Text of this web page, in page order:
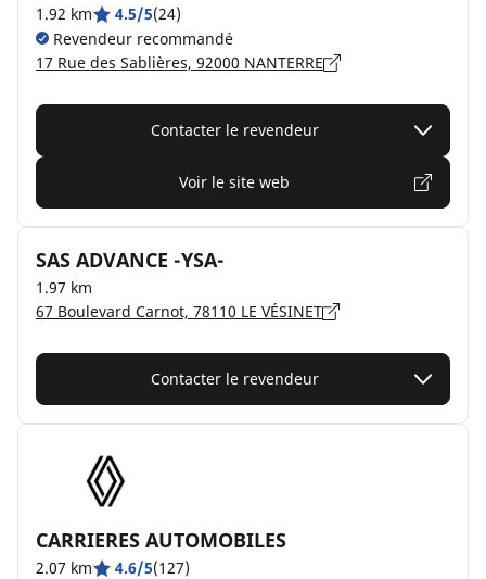
1.92 km 4.5/5(24)
Revendeur recommandé
17 Rue des Sablières, 92000 NANTERRE
Contacter le revendeur
Voir le site web
SAS ADVANCE -YSA-
1.97 km
67 Boulevard Carnot, 78110 LE VÉSINET
Contacter le revendeur
CARRIERES AUTOMOBILES
2.07 km 4.6/5(127)